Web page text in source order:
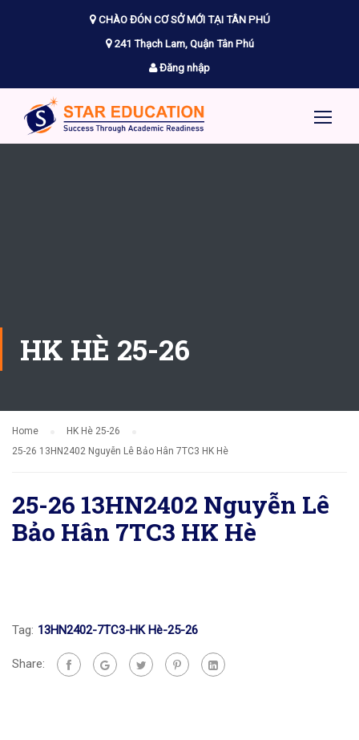
CHÀO ĐÓN CƠ SỞ MỚI TẠI TÂN PHÚ
241 Thạch Lam, Quận Tân Phú
Đăng nhập
HK HÈ 25-26
Home
HK Hè 25-26
25-26 13HN2402 Nguyễn Lê Bảo Hân 7TC3 HK Hè
25-26 13HN2402 Nguyễn Lê
Bảo Hân 7TC3 HK Hè
Tag: 13HN2402-7TC3-HK Hè-25-26
Share: